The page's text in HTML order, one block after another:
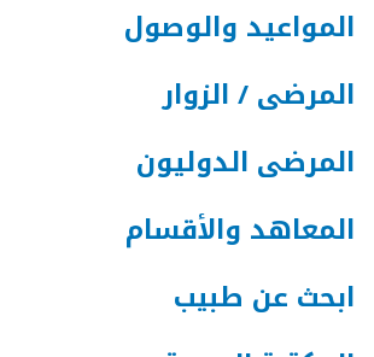
المواعيد والوصول
المرضى / الزوار
المرضى الدوليون
المعاهد والأقسام
ابحث عن طبيب